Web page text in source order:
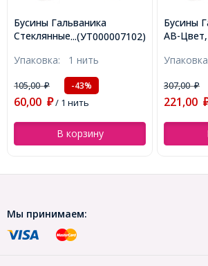
Цвет
...(УТ000007105)
Бусины Гальваника Стекло
АВ-Цвет, Граненые,
4х4мм, Отв-тие: 1мм,
около 80шт/30см/нить,
(УТ000007105)
Упаковка:
307,00
221,00
Мы принимаем: